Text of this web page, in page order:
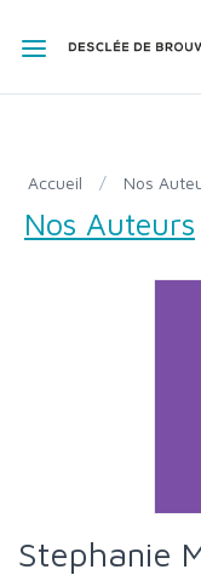
Accueil / Nos
Nos Auteurs
Stephanie